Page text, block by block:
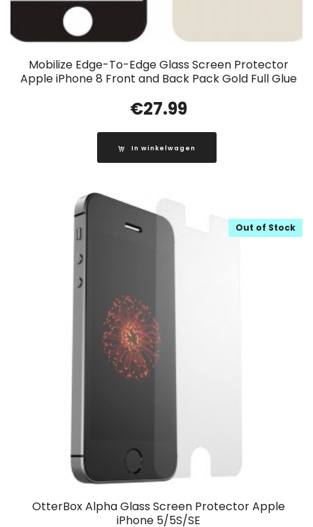
Mobilize Edge-To-Edge Glass Screen Protector
Apple iPhone 8 Front and Back Pack Gold Full Glue
€27.99
In winkelwagen
OtterBox Alpha Glass Screen Protector Apple
iPhone 5/5S/SE
Out of Stock